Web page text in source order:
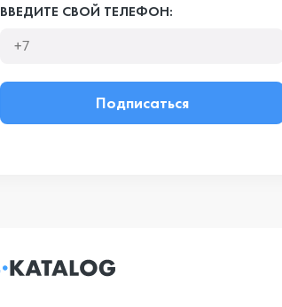
ВВЕДИТЕ СВОЙ ТЕЛЕФОН:
Подписаться